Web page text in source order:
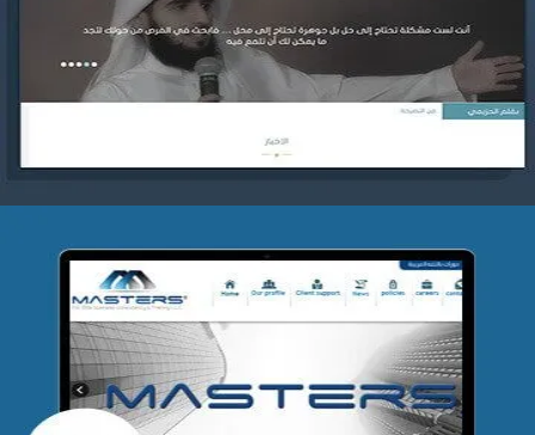
موقع ياسر بن بدر الحزيمي
التفاصيل
شركة MASTERS للتدريب
التفاصيل